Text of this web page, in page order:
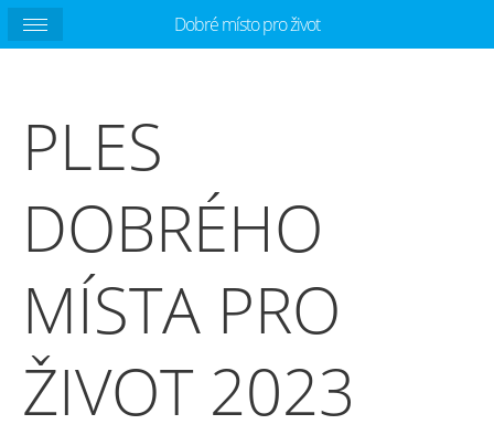
PLES
DOBRÉHO
MÍSTA PRO
ŽIVOT 2023
Dobré místo pro život